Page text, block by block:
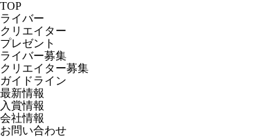
TOP
ライバー
クリエイター
プレゼント
ライバー募集
クリエイター募集
ガイドライン
最新情報
入賞情報
会社情報
お問い合わせ